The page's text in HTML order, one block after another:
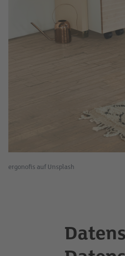
ergonofis auf Unsplash